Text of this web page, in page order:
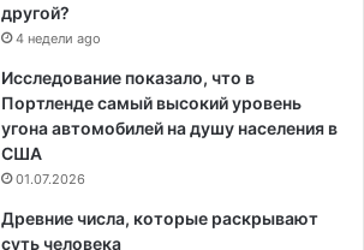
другой?
4 недели ago
Исследование показало, что в
Портленде самый высокий уровень
угона автомобилей на душу населения в
США
01.07.2026
Древние числа, которые раскрывают
суть человека